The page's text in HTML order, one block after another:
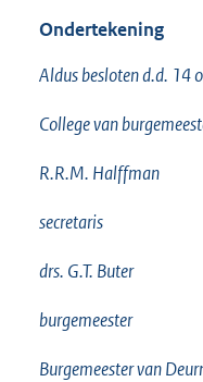
Ondertekening
Aldus besloten d.d. 14
College van
R.R.M. Halffman
secretaris
drs. G.T. Buter
burgemeester
Burgemeester van